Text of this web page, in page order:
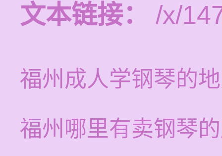
文本链接：
/x/
福州成人学钢琴的
福州哪里有卖钢琴